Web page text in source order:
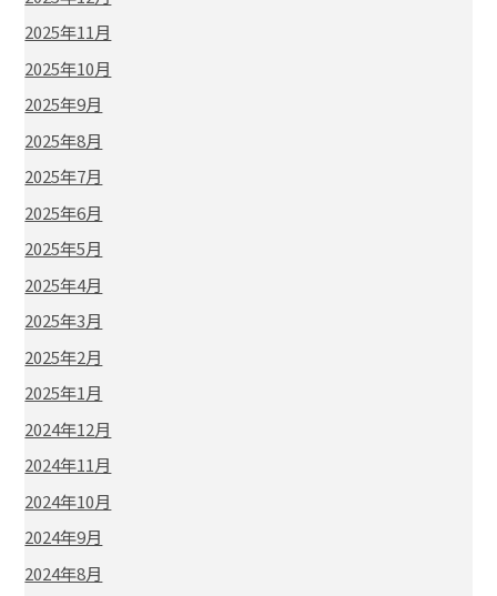
2025年11月
2025年10月
2025年9月
2025年8月
2025年7月
2025年6月
2025年5月
2025年4月
2025年3月
2025年2月
2025年1月
2024年12月
2024年11月
2024年10月
2024年9月
2024年8月